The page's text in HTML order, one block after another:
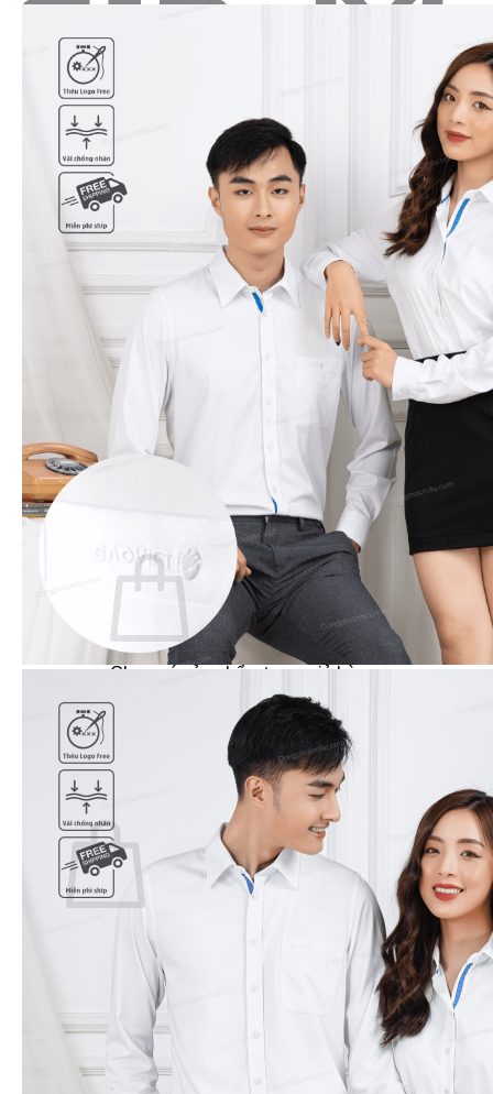
Tìm
Sản Phẩm
Áo thun polo cổ trụ
Áo thun T-shirt cổ tròn
Mũ - nón đồng phục
Quần áo BHLĐ
Áo sơ mi đồng phục
Đồng phục doanh nghiệp
Bộ đồ spa - Nail
Đồng phục khách sạn
Đồng phục nhà hàng
Áo chạy bộ & thi đấu
Áo khoác gió đồng phục
Bảng size
Bảng giá
Dự Án – Khách Hàng
Chưa có sản phẩm trong giỏ hàng.
Quay trở lại cửa hàng
0
Giỏ hàng
Chưa có sản phẩm trong giỏ hàng.
Quay trở lại cửa hàng